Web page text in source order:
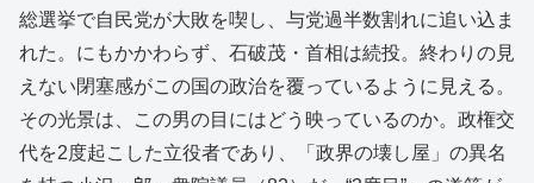
総選挙で自民党が大敗を喫し、与党過半数割れに追い込ま
れた。にもかかわらず、石破茂・首相は続投。終わりの見
えない閉塞感がこの国の政治を覆っているように見える。
その光景は、この男の目にはどう映っているのか。政権交
代を2度起こした立役者であり、「政界の壊し屋」の異名